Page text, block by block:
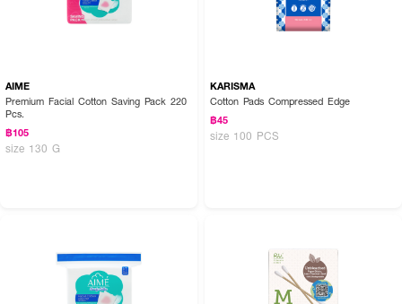
AIME
Premium Facial Cotton Saving Pack 220
Pcs.
฿105
size 130 G
KARISMA
Cotton Pads Compressed Edge
฿45
size 100 PCS